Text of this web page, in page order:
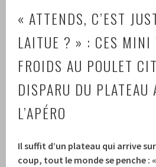
« ATTENDS, C’EST
LAITUE ? » : CES MINI
FROIDS AU POULET
DISPARU DU PLATEAU
L’APÉRO
Il suffit d’un plateau qui arrive
coup, tout le monde se penche :